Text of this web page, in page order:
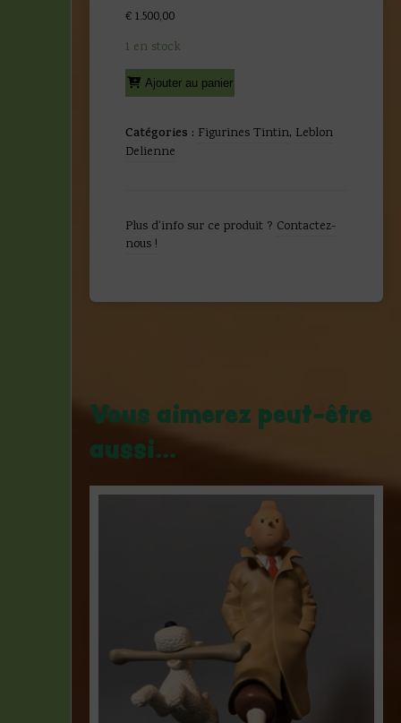
€ 1.500,00
1 en stock
quantité
de
-
Tintin
Delienne
-
Ajouter au panier
Catégories : Figurines Tintin, Leblon
Delienne
Plus d'info sur ce produit ? Contactez-
nous !
Vous aimerez peut-être
aussi…